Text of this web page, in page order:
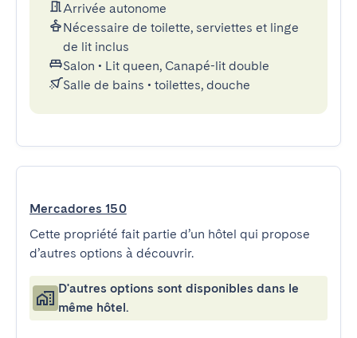
Arrivée autonome
Nécessaire de toilette, serviettes et linge
de lit inclus
Salon • Lit queen, Canapé-lit double
Salle de bains • toilettes, douche
Mercadores 150
Cette propriété fait partie d’un hôtel qui propose
d’autres options à découvrir.
D'autres options sont disponibles dans le
même hôtel.